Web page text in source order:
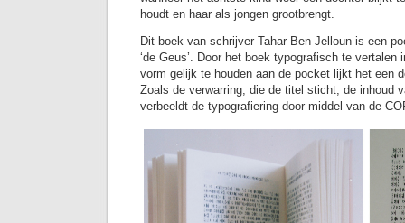
houdt en haar als jongen grootbrengt.
Dit boek van schrijver Tahar Ben Jelloun is een
‘de Geus’. Door het boek typografisch te vertalen
vorm gelijk te houden aan de pocket lijkt het een
Zoals de verwarring, die de titel sticht, de inhoud
verbeeldt de typografiering door middel van de